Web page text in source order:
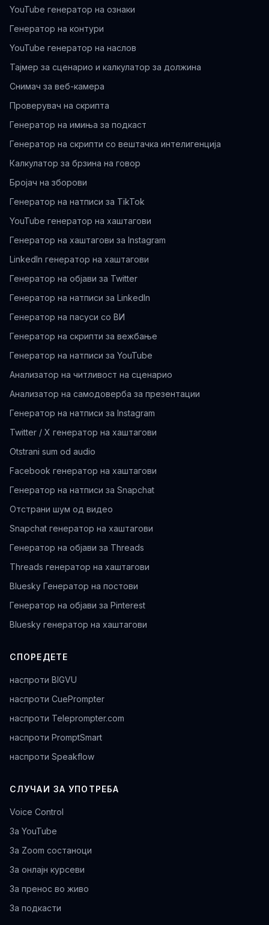
YouTube генератор на ознаки
Генератор на контури
YouTube генератор на наслов
Тајмер за сценарио и калкулатор за должина
Снимач за веб-камера
Проверувач на скрипта
Генератор на имиња за подкаст
Генератор на скрипти со вештачка интелигенција
Калкулатор за брзина на говор
Бројач на зборови
Генератор на натписи за TikTok
YouTube генератор на хаштагови
Генератор на хаштагови за Instagram
LinkedIn генератор на хаштагови
Генератор на објави за Twitter
Генератор на натписи за LinkedIn
Генератор на пасуси со ВИ
Генератор на скрипти за вежбање
Генератор на натписи за YouTube
Анализатор на читливост на сценарио
Анализатор на самодоверба за презентации
Генератор на натписи за Instagram
Twitter / X генератор на хаштагови
Otstrani sum od audio
Facebook генератор на хаштагови
Генератор на натписи за Snapchat
Отстрани шум од видео
Snapchat генератор на хаштагови
Генератор на објави за Threads
Threads генератор на хаштагови
Bluesky Генератор на постови
Генератор на објави за Pinterest
Bluesky генератор на хаштагови
СПОРЕДЕТЕ
наспроти BIGVU
наспроти CuePrompter
наспроти Teleprompter.com
наспроти PromptSmart
наспроти Speakflow
СЛУЧАИ ЗА УПОТРЕБА
Voice Control
За YouTube
За Zoom состаноци
За онлајн курсеви
За пренос во живо
За подкасти